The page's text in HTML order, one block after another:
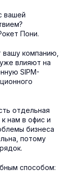
вашей
Пони.
вашу компанию,
влияют на
SIPM-
отдельная
нам в офис и
бизнеса
потому
способом: